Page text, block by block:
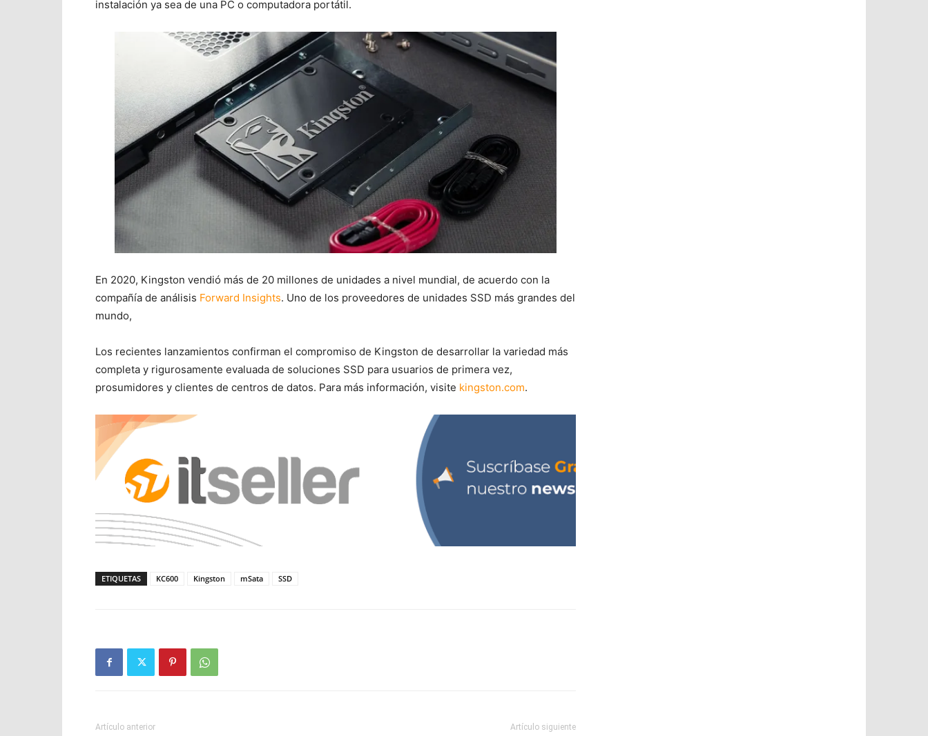
instalación ya sea de una PC o computadora portátil.
En 2020, Kingston vendió más de 20 millones de unidades a nivel mundial, de acuerdo con la
compañía de análisis Forward Insights. Uno de los proveedores de unidades SSD más grandes del
mundo,
Los recientes lanzamientos confirman el compromiso de Kingston de desarrollar la variedad más
completa y rigurosamente evaluada de soluciones SSD para usuarios de primera vez,
prosumidores y clientes de centros de datos. Para más información, visite kingston.com.
ETIQUETAS KC600 Kingston mSata SSD
Artículo anterior Artículo siguiente